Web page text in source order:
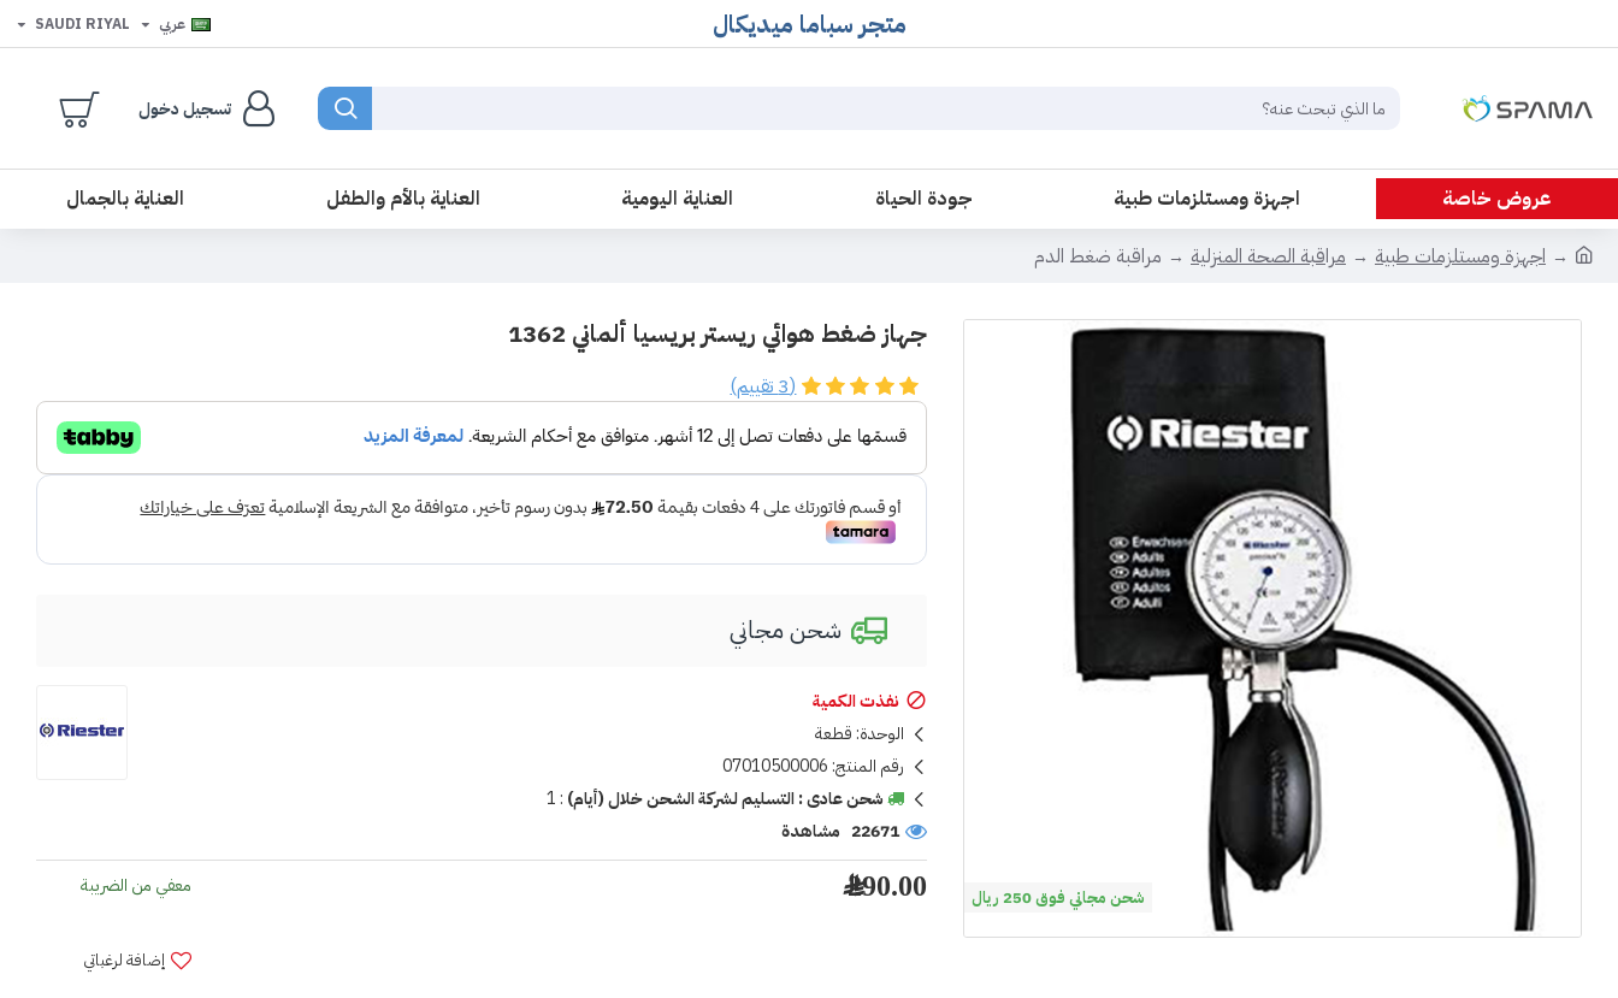
متجر سباما ميديكال عربي SAUDI RIYAL
تسجيل دخول
عروض خاصة اجهزة ومستلزمات طبية جودة الحياة العناية اليومية العناية بالأم والطفل
العناية بالجمال
اجهزة ومستلزمات طبية
مراقبة الصحة المنزلية مراقبة ضغط الدم
شحن مجاني فوق 250 ريال
جهاز ضغط هوائي ريستر بريسيا ألماني 1362
نفذت الكمية
الوحدة: قطعة
رقم المنتج: 07010500006
شحن عادى : التسليم لشركة الشحن خلال (أيام) :
1
22671 مشاهدة
(3 تقييم)
290.00 ﷼ معفي من الضريبة
إضافة لرغباتي
شحن مجاني